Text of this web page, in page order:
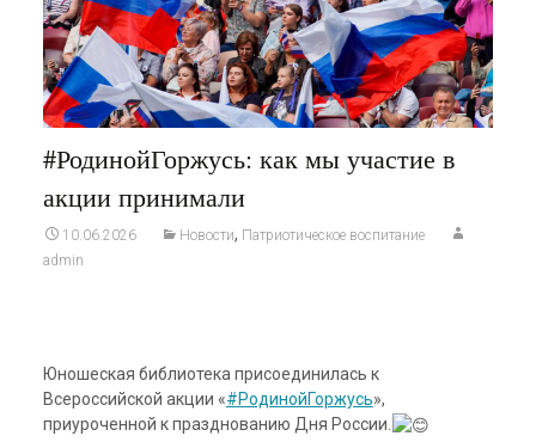
#РодинойГоржусь: как мы участие в
акции принимали
10.06.2026 Новости, Патриотическое воспитание
admin
Юношеская библиотека присоединилась к
Всероссийской акции «#РодинойГоржусь»,
приуроченной к празднованию Дня России.